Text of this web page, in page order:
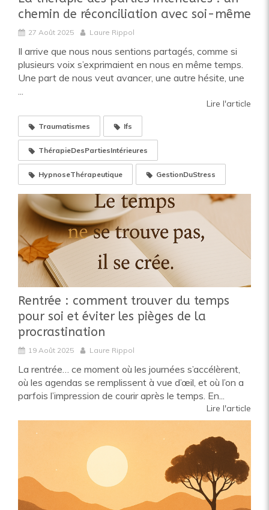
chemin de réconciliation avec soi-même
27 Août 2025 Laure Rippol
Il arrive que nous nous sentions partagés, comme si
plusieurs voix s’exprimaient en nous en même temps.
Une part de nous veut avancer, une autre hésite, une
Lire l'article
Traumatismes Ifs
ThérapieDesPartiesIntérieures
HypnoseThérapeutique GestionDuStress
Rentrée : comment trouver du temps
pour soi et éviter les pièges de la
procrastination
19 Août 2025 Laure Rippol
La rentrée… ce moment où les journées s’accélèrent,
où les agendas se remplissent à vue d’œil, et où l’on a
parfois l’impression de courir après le temps. En...
Lire l'article